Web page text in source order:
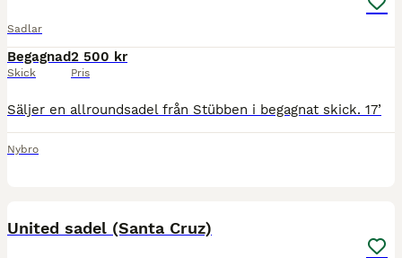
Sadlar
Begagnad
Skick
2 500 kr
Pris
Säljer en allroundsadel från Stübben i begagnat skick. 17’
Nybro
United sadel (Santa Cruz)